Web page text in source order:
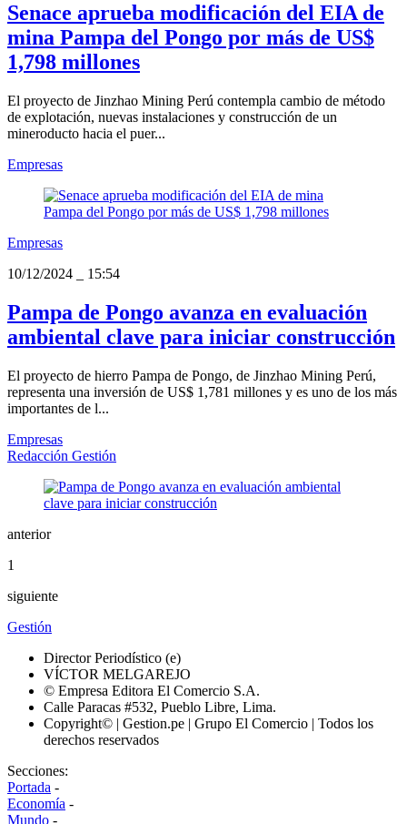
Senace aprueba modificación del EIA de
mina Pampa del Pongo por más de US$
1,798 millones
El proyecto de Jinzhao Mining Perú contempla cambio de método
de explotación, nuevas instalaciones y construcción de un
mineroducto hacia el puer...
Empresas
Empresas
10/12/2024
15:54
Pampa de Pongo avanza en evaluación
ambiental clave para iniciar construcción
El proyecto de hierro Pampa de Pongo, de Jinzhao Mining Perú,
representa una inversión de US$ 1,781 millones y es uno de los más
importantes de l...
Empresas
Redacción Gestión
anterior
1
siguiente
Gestión
Director Periodístico (e)
VÍCTOR MELGAREJO
© Empresa Editora El Comercio S.A.
Calle Paracas #532, Pueblo Libre, Lima.
Copyright© | Gestion.pe | Grupo El Comercio | Todos los
derechos reservados
Secciones:
Portada -
Economía -
Mundo -